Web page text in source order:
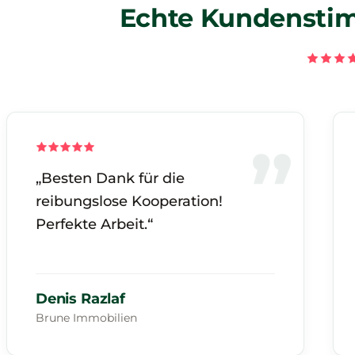
Echte
„Besten Dank für die
reibungslose Kooperation!
Perfekte Arbeit.“
Denis Razlaf
Brune Immobilien